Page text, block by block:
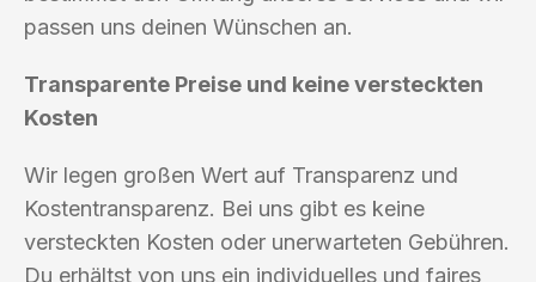
passen uns deinen Wünschen an.
Transparente Preise und keine versteckten
Kosten
Wir legen großen Wert auf Transparenz und
Kostentransparenz. Bei uns gibt es keine
versteckten Kosten oder unerwarteten Gebühren.
Du erhältst von uns ein individuelles und faires